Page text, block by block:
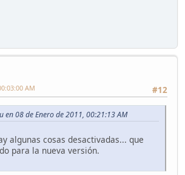
#12
AM
en 08 de Enero de 2011, 00:21:13 AM
algunas cosas desactivadas... que
para la nueva versión.